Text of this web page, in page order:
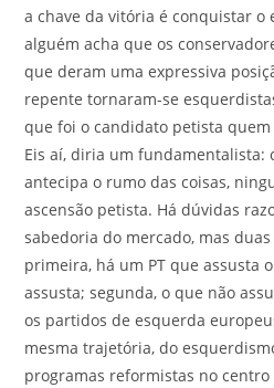
a chave da vitória é conquistar o
alguém acha que os
que deram uma expressiva
repente tornaram-se
que foi o candidato petista
Eis aí, diria um fundamentalista:
antecipa o rumo das coisas,
ascensão petista. Há dúvidas
sabedoria do mercado, mas
primeira, há um PT que assusta
assusta; segunda, o que não
os partidos de esquerda
mesma trajetória, do
programas reformistas no